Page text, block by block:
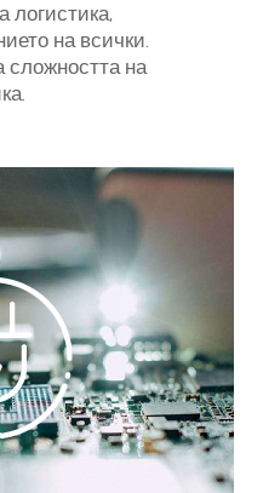
логистика,
на всички.
на